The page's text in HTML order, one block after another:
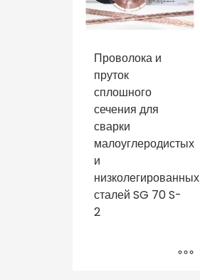
Проволока и
пруток
сплошного
сечения для
сварки
малоуглеродистых
и
низколегированных
сталей SG 70 S-
2